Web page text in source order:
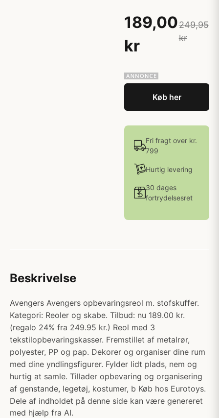
189,00
kr
249,95
kr
Køb her
Fri fragt over kr.
799
Hurtig levering
30 dages
fortrydelsesret
Beskrivelse
Avengers Avengers opbevaringsreol m. stofskuffer.
Kategori: Reoler og skabe. Tilbud: nu 189.00 kr.
(regalo 24% fra 249.95 kr.) Reol med 3
tekstilopbevaringskasser. Fremstillet af metalrør,
polyester, PP og pap. Dekorer og organiser dine rum
med dine yndlingsfigurer. Fylder lidt plads, nem og
hurtig at samle. Tillader opbevaring og organisering
af genstande, legetøj, kostumer, b Køb hos Eurotoys.
Dele af indholdet på denne side kan være genereret
med hjælp fra AI.